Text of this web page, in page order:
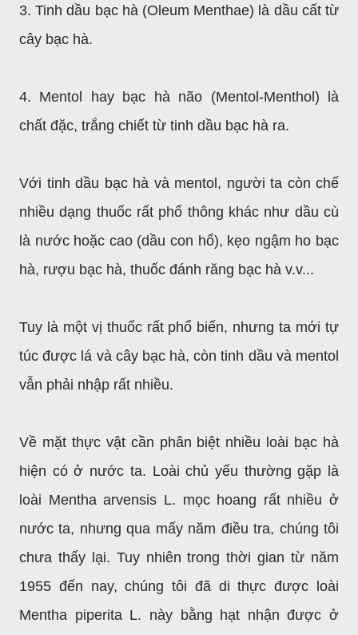
3. Tinh dầu bạc hà (Oleum Menthae) là dầu cất từ
cây bạc hà.
4. Mentol hay bạc hà não (Mentol-Menthol) là
chất đặc, trắng chiết từ tinh dầu bạc hà ra.
Với tinh dầu bạc hà và mentol, người ta còn chế
nhiều dạng thuốc rất phổ thông khác như dầu cù
là nước hoặc cao (dầu con hổ), kẹo ngậm ho bạc
hà, rượu bạc hà, thuốc đánh răng bạc hà v.v...
Tuy là một vị thuốc rất phổ biến, nhưng ta mới tự
túc được lá và cây bạc hà, còn tinh dầu và mentol
vẫn phải nhập rất nhiều.
Về mặt thực vật cần phân biệt nhiều loài bạc hà
hiện có ở nước ta. Loài chủ yếu thường gặp là
loài Mentha arvensis L. mọc hoang rất nhiều ở
nước ta, nhưng qua mấy năm điều tra, chúng tôi
chưa thấy lại. Tuy nhiên trong thời gian từ năm
1955 đến nay, chúng tôi đã di thực được loài
Mentha piperita L. này bằng hạt nhận được ở